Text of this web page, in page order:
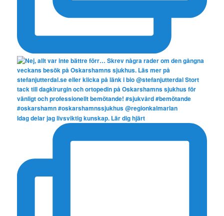
Idag delar jag livsviktig kunskap. Lär dig hjärt